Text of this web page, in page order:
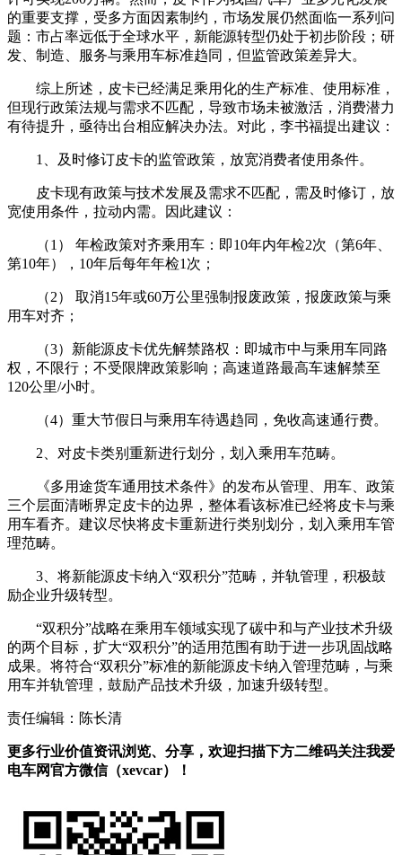
的重要支撑，受多方面因素制约，市场发展仍然面临一系列问
题：市占率远低于全球水平，新能源转型仍处于初步阶段；研
发、制造、服务与乘用车标准趋同，但监管政策差异大。
综上所述，皮卡已经满足乘用化的生产标准、使用标准，
但现行政策法规与需求不匹配，导致市场未被激活，消费潜力
有待提升，亟待出台相应解决办法。对此，李书福提出建议：
1、及时修订皮卡的监管政策，放宽消费者使用条件。
皮卡现有政策与技术发展及需求不匹配，需及时修订，放
宽使用条件，拉动内需。因此建议：
（1） 年检政策对齐乘用车：即10年内年检2次（第6年、
第10年），10年后每年年检1次；
（2） 取消15年或60万公里强制报废政策，报废政策与乘
用车对齐；
（3）新能源皮卡优先解禁路权：即城市中与乘用车同路
权，不限行；不受限牌政策影响；高速道路最高车速解禁至
120公里/小时。
（4）重大节假日与乘用车待遇趋同，免收高速通行费。
2、对皮卡类别重新进行划分，划入乘用车范畴。
《多用途货车通用技术条件》的发布从管理、用车、政策
三个层面清晰界定皮卡的边界，整体看该标准已经将皮卡与乘
用车看齐。建议尽快将皮卡重新进行类别划分，划入乘用车管
理范畴。
3、将新能源皮卡纳入“双积分”范畴，并轨管理，积极鼓
励企业升级转型。
“双积分”战略在乘用车领域实现了碳中和与产业技术升级
的两个目标，扩大“双积分”的适用范围有助于进一步巩固战略
成果。将符合“双积分”标准的新能源皮卡纳入管理范畴，与乘
用车并轨管理，鼓励产品技术升级，加速升级转型。
责任编辑：陈长清
更多行业价值资讯浏览、分享，欢迎扫描下方二维码关注我爱
电车网官方微信（xevcar）！